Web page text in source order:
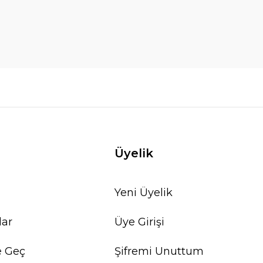
Geç
Üyelik
Yeni Üyelik
Üye Girişi
Şifremi Unuttum